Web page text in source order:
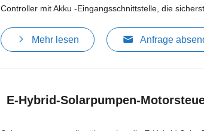
Controller mit Akku -Eingangsschnittstelle, die
Mehr lesen Anfrage
E-Hybrid-Solarpumpen-